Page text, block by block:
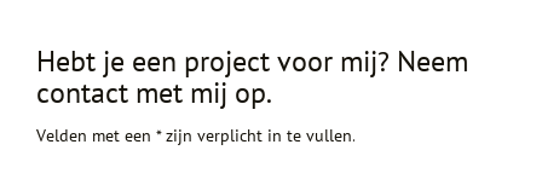
Hebt je een project voor mij? Neem
contact met mij op.
Velden met een * zijn verplicht in te vullen.